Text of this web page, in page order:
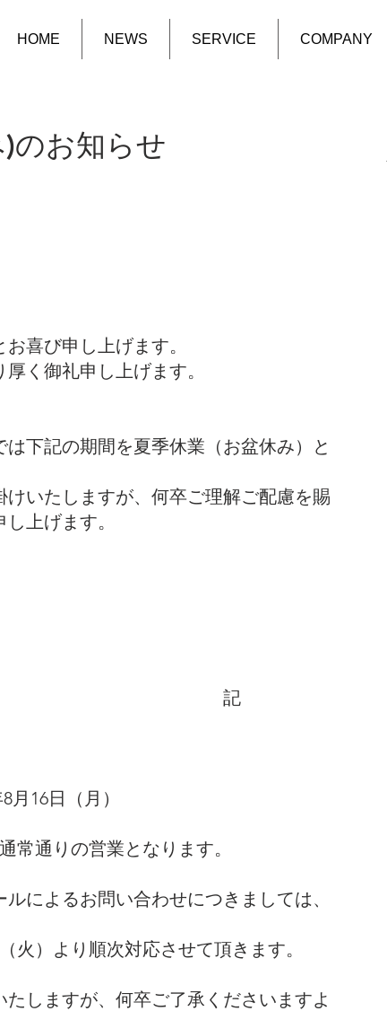
HOME NEWS SERVICE COMPANY
のお知らせ
喜び申し上げます。
く御礼申し上げます。
下記の期間を夏季休業（お盆休み）と
いたしますが、何卒ご理解ご配慮を賜
上げます。
月16日（月）
常通りの営業となります。
によるお問い合わせにつきましては、
火）より順次対応させて頂きます。
しますが、何卒ご了承くださいますよ